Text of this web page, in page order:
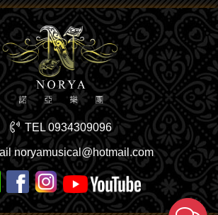
TEL 0934309096
noryamusical@hotmail.com